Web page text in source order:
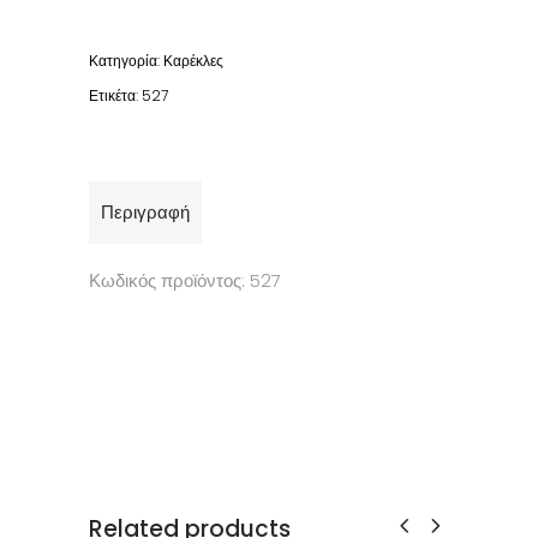
Κατηγορία: Καρέκλες
Ετικέτα: 527
Περιγραφή
Κωδικός προϊόντος: 527
Related products